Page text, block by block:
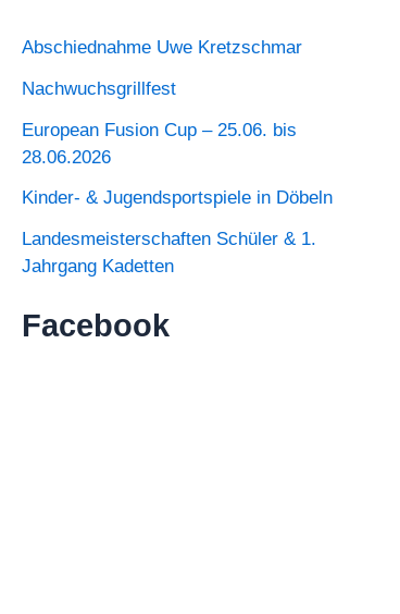
Abschiednahme Uwe Kretzschmar
Nachwuchsgrillfest
European Fusion Cup – 25.06. bis
28.06.2026
Kinder- & Jugendsportspiele in Döbeln
Landesmeisterschaften Schüler & 1.
Jahrgang Kadetten
Facebook